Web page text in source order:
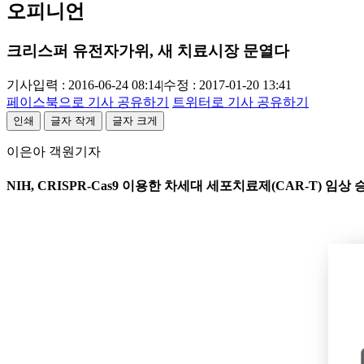
오피니언
크리스퍼 유전자가위, 새 치료시장 문열다
기사입력 : 2016-06-24 08:14|수정 : 2017-01-20 13:41
페이스북으로 기사 공유하기
트위터로 기사 공유하기
인쇄 글자 작게 글자 크게
이은아 객원기자
NIH, CRISPR-Cas9 이용한 차세대 세포치료제(CAR-T) 임상